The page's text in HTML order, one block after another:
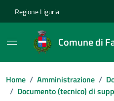
Regione Liguria
Comune di
Home / Amministrazione /
/ Documento (tecnico) di